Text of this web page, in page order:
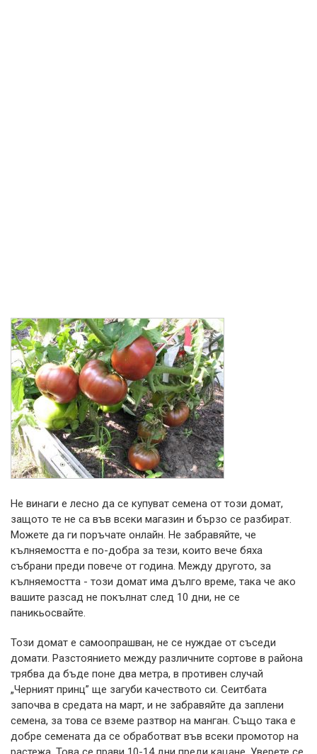
Не винаги е лесно да се купуват семена от този домат,
защото те не са във всеки магазин и бързо се разбират.
Можете да ги поръчате онлайн. Не забравяйте, че
кълняемостта е по-добра за тези, които вече бяха
събрани преди повече от година. Между другото, за
кълняемостта - този домат има дълго време, така че ако
вашите разсад не покълнат след 10 дни, не се
паникьосвайте.
Този домат е самоопрашван, не се нуждае от съседи
домати. Разстоянието между различните сортове в района
трябва да бъде поне два метра, в противен случай
„Черният принц” ще загуби качеството си. Сеитбата
започва в средата на март, и не забравяйте да заплени
семена, за това се вземе разтвор на манган. Също така е
добре семената да се обработват във всеки промотор на